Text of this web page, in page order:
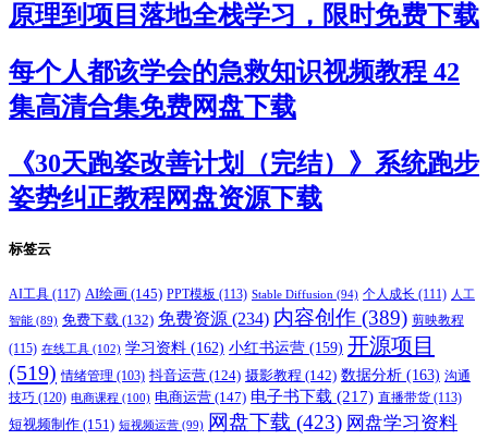
原理到项目落地全栈学习，限时免费下载
每个人都该学会的急救知识视频教程 42
集高清合集免费网盘下载
《30天跑姿改善计划（完结）》系统跑步
姿势纠正教程网盘资源下载
标签云
AI工具 (117) AI绘画 (145) PPT模板 (113) Stable Diffusion (94) 个人成长 (111) 人工
智能 (89) 免费下载 (132) 免费资源 (234) 内容创作 (389) 剪映教程
(115) 在线工具 (102) 学习资料 (162) 小红书运营 (159) 开源项目
(519) 情绪管理 (103) 抖音运营 (124) 摄影教程 (142) 数据分析 (163) 沟通
技巧 (120) 电商课程 (100) 电商运营 (147) 电子书下载 (217) 直播带货 (113)
短视频制作 (151) 短视频运营 (99) 网盘下载 (423) 网盘学习资料